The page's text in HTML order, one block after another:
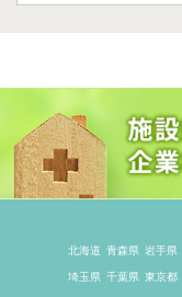
北海道 青森県 岩手県
埼玉県 千葉県 東京都